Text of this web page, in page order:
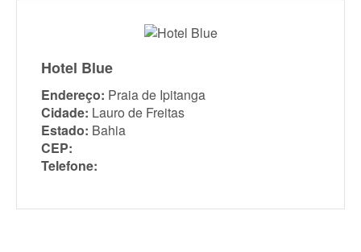
Hotel Blue
Endereço: Praia de Ipitanga
Cidade: Lauro de Freitas
Estado: Bahia
CEP:
Telefone: